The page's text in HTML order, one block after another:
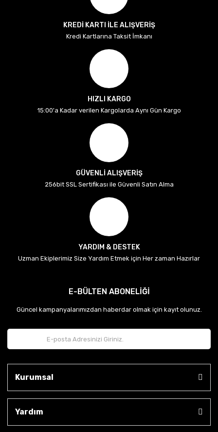
KREDİ KARTI İLE ALIŞVERİŞ
Kredi Kartlarına Taksit İmkanı
HIZLI KARGO
15:00'a Kadar verilen Kargolarda Aynı Gün Kargo
GÜVENLİ ALIŞVERİŞ
256bit SSL Sertifikası ile Güvenli Satın Alma
YARDIM & DESTEK
Uzman Ekiplerimiz Size Yardım Etmek için Her zaman Hazırlar
E-BÜLTEN ABONELİĞİ
Güncel kampanyalarımızdan haberdar olmak için kayıt olunuz.
Kurumsal
Yardım